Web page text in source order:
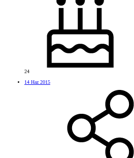
24
14 Haz 2015